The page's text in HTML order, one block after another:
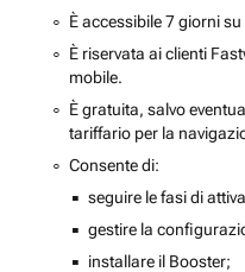
È accessibile 7 giorni
È riservata ai clienti
mobile.
È gratuita, salvo
tariffario per la
Consente di:
seguire le fasi di
gestire la
installare il Booster;